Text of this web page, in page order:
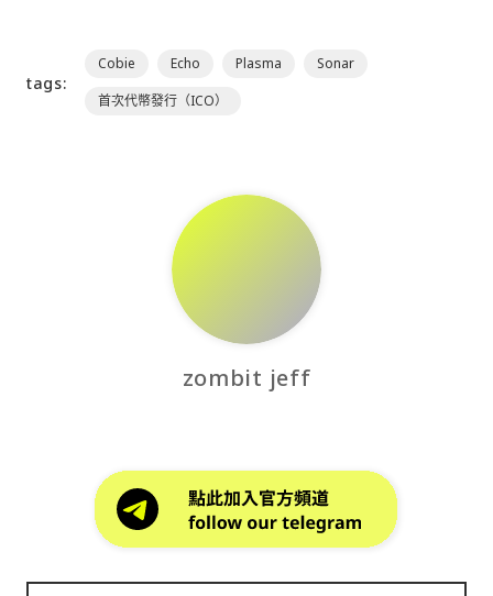
tags:
Cobie Echo Plasma
Sonar
首次代幣發行（ICO）
zombit jeff